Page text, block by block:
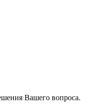
Вашего вопроса.